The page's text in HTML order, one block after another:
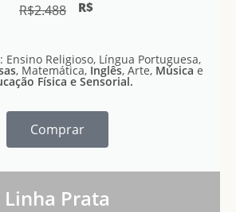
R$2.488 R$
Ensino Religioso, Língua Portuguesa,
, Matemática, Inglês, Arte, Música e
Física e Sensorial.
Comprar
Linha Prata